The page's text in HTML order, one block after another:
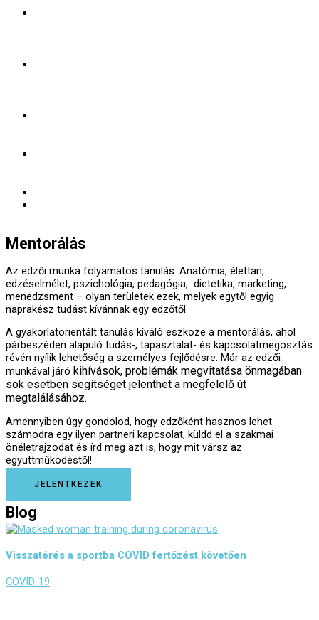
Mentorálás
Az edzői munka folyamatos tanulás. Anatómia, élettan,
edzéselmélet, pszichológia, pedagógia, dietetika, marketing,
menedzsment – olyan területek ezek, melyek egytől egyig
naprakész tudást kívánnak egy edzőtől.
A gyakorlatorientált tanulás kíváló eszköze a mentorálás, ahol
párbeszéden alapuló tudás-, tapasztalat- és kapcsolatmegosztás
révén nyílik lehetőség a személyes fejlődésre. Már az edzői
munkával járó kihívások, problémák megvitatása önmagában
sok esetben segítséget jelenthet a megfelelő út
megtalálásához.
Amennyiben úgy gondolod, hogy edzőként hasznos lehet
számodra egy ilyen partneri kapcsolat, küldd el a szakmai
önéletrajzodat és írd meg azt is, hogy mit vársz az
együttműködéstől!
JELENTKEZEK
Blog
Visszatérés a sportba COVID fertőzést követően
COVID-19